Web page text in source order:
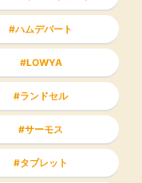
ハムデパート
LOWYA
ランドセル
サーモス
タブレット